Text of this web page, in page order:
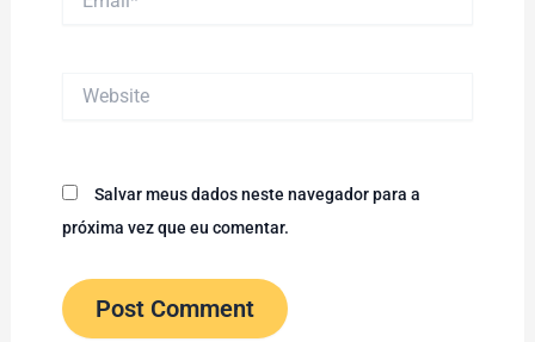
Salvar meus dados neste navegador para a
próxima vez que eu comentar.